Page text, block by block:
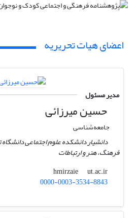
اعضای هیات تحریریه
مدیر مسئول
حسین میرزائی
جامعه‌شناسی
دانشیار دانشکده علوم اجتماعی
فرهنگ، هنر و ارتباطات
hmirzaie
ut.ac.ir
0000-0003-3534-8843